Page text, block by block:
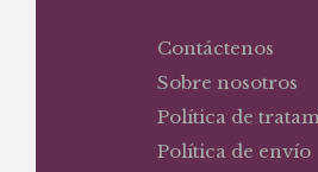
Contáctenos
Sobre nosotros
Política de
Política de envío